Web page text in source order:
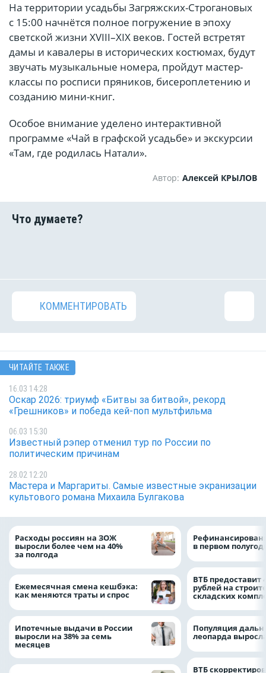
На территории усадьбы Загряжских-Строгановых
с 15:00 начнётся полное погружение в эпоху
светской жизни XVIII–XIX веков. Гостей встретят
дамы и кавалеры в исторических костюмах, будут
звучать музыкальные номера, пройдут мастер-
классы по росписи пряников, бисероплетению и
созданию мини-книг.
Особое внимание уделено интерактивной
программе «Чай в графской усадьбе» и экскурсии
«Там, где родилась Натали».
Автор: Алексей КРЫЛОВ
КОММЕНТИРОВАТЬ
ЧИТАЙТЕ ТАКЖЕ
16.03 14:28
Оскар 2026: триумф «Битвы за битвой», рекорд
«Грешников» и победа кей-поп мультфильма
06.03 15:30
Известный рэпер отменил тур по России по
политическим причинам
28.02 12:20
Мастера и Маргариты. Самые известные экранизации
культового романа Михаила Булгакова
Расходы россиян на ЗОЖ
выросли более чем на 40%
за полгода
Ежемесячная смена кешбэка:
как меняются траты и спрос
Ипотечные выдачи в России
выросли на 38% за семь
месяцев
в первом
ВТБ предоставит
рублей на
складских
Популяция
леопарда
ВТБ